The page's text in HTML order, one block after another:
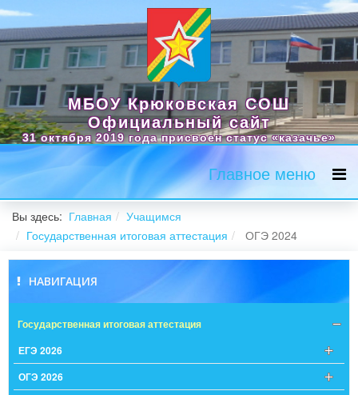
МБОУ Крюковская СОШ
Официальный сайт
31 октября 2019 года присвоен статус «казачье»
Главное меню
Вы здесь: Главная
Учащимся
Государственная итоговая аттестация
ОГЭ 2024
НАВИГАЦИЯ
Государственная итоговая аттестация
ЕГЭ 2026
ОГЭ 2026